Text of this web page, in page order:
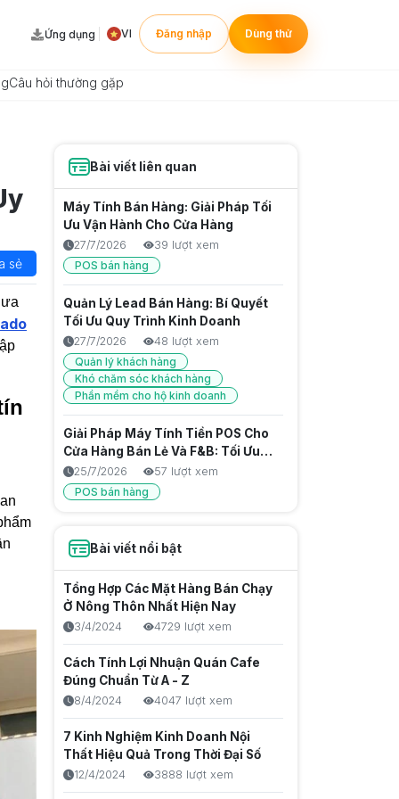
Ứng dụng VI Đăng nhập Dùng thử
Câu hỏi thường gặp
sẻ
Bài viết liên quan
Máy Tính Bán Hàng: Giải Pháp Tối
Ưu Vận Hành Cho Cửa Hàng
27/7/2026
39 lượt xem
POS bán hàng
Quản Lý Lead Bán Hàng: Bí Quyết
Tối Ưu Quy Trình Kinh Doanh
27/7/2026
48 lượt xem
Quản lý khách hàng
Khó chăm sóc khách hàng
Phần mềm cho hộ kinh doanh
Giải Pháp Máy Tính Tiền POS Cho
Cửa Hàng Bán Lẻ Và F&B: Tối Ưu
Vận Hành, Kiểm Soát Doanh Thu
Chặt Chẽ
25/7/2026
57 lượt xem
POS bán hàng
Doanh: Tối Ưu Vận Hành, Chống
25/7/2026 60 lượt xem
Thu nhập thụ động là gì? Cách tạo
nguồn thu bền vững trong thời đại
25/7/2026 46 lượt xem
Đánh Giá Top 5 Máy POS Tính
Tiền Nhỏ Gọn, Giá Rẻ Cho Mọi
24/7/2026
64 lượt xem
POS bán hàng
Máy pos cầm tay tối ưu vận hành
takeaway, quán cafe và tiệm trà
Bài viết nổi bật
Tổng Hợp Các Mặt Hàng Bán Chạy
Ở Nông Thôn Nhất Hiện Nay
3/4/2024 4729 lượt xem
Cách Tính Lợi Nhuận Quán Cafe
Đúng Chuẩn Từ A - Z
8/4/2024 4047 lượt xem
7 Kinh Nghiệm Kinh Doanh Nội
Thất Hiệu Quả Trong Thời Đại Số
12/4/2024 3888 lượt xem